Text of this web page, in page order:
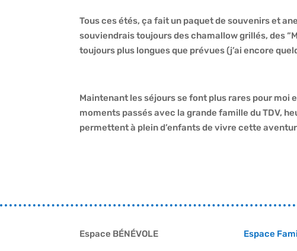
Tous ces étés, ça fait un paquet de souvenirs et
souviendrais toujours des chamallow grillés, des
toujours plus longues que prévues (j’ai encore
Maintenant les séjours se font plus rares pour moi
moments passés avec la grande famille du TDV,
permettent à plein d’enfants de vivre cette
Espace BÉNÉVOLE Espace